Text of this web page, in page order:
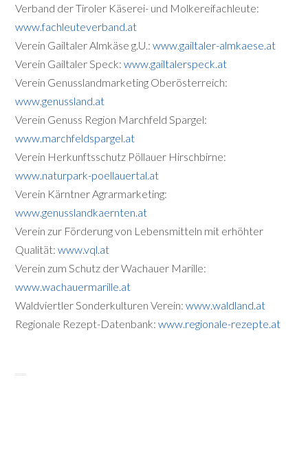
Verband der Tiroler Käserei- und Molkereifachleute:
www.fachleuteverband.at
Verein Gailtaler Almkäse g.U.:www.gailtaler-almkaese.at
Verein Gailtaler Speck:www.gailtalerspeck.at
Verein Genusslandmarketing Oberösterreich:
www.genussland.at
Verein Genuss Region Marchfeld Spargel:
www.marchfeldspargel.at
Verein Herkunftsschutz Pöllauer Hirschbirne:
www.naturpark-poellauertal.at
Verein Kärntner Agrarmarketing:
www.genusslandkaernten.at
Verein zur Förderung von Lebensmitteln mit erhöhter
Qualität:www.vql.at
Verein zum Schutz der Wachauer Marille:
www.wachauermarille.at
Waldviertler Sonderkulturen Verein:www.waldland.at
Regionale Rezept-Datenbank:www.regionale-rezepte.at